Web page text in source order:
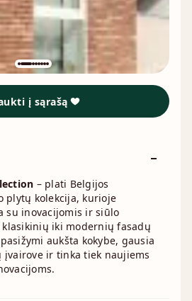
į sąrašą
– plati Belgijos
plytų kolekcija, kurioje
su inovacijomis ir siūlo
iki modernių fasadų
aukšta kokybe, gausia
ir tinka tiek naujiems